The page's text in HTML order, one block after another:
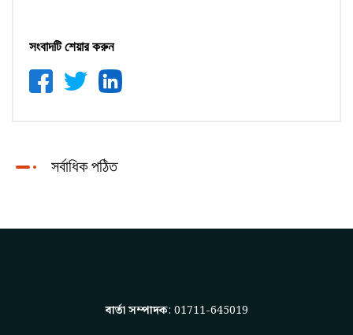
সংবাদটি শেয়ার করুন
সর্বাধিক পঠিত
বার্তা সম্পাদক: 01711-645019